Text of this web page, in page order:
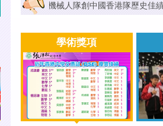
中學VEX機械人隊創中國香港隊歷史佳績
學術獎項